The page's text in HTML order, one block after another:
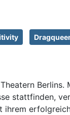
stattfinden,